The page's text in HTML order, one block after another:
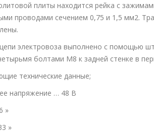
плиты находится рейка с
проводами сечением 0,75 и 1,5 мм2.
электровоза выполнено с помощью
болтами М8 к задней стенке в
технические данные;
напряжение … 48 В
»
»